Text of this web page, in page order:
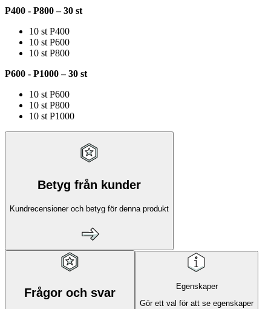
P400 - P800 – 30 st
10 st P400
10 st P600
10 st P800
P600 - P1000 – 30 st
10 st P600
10 st P800
10 st P1000
Betyg från kunder
Kundrecensioner och betyg för denna produkt
Frågor och svar
Egenskaper
Gör ett val för att se egenskaper